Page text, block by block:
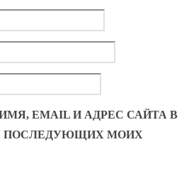
EMAIL И АДРЕС САЙТА В
ПОСЛЕДУЮЩИХ МОИХ